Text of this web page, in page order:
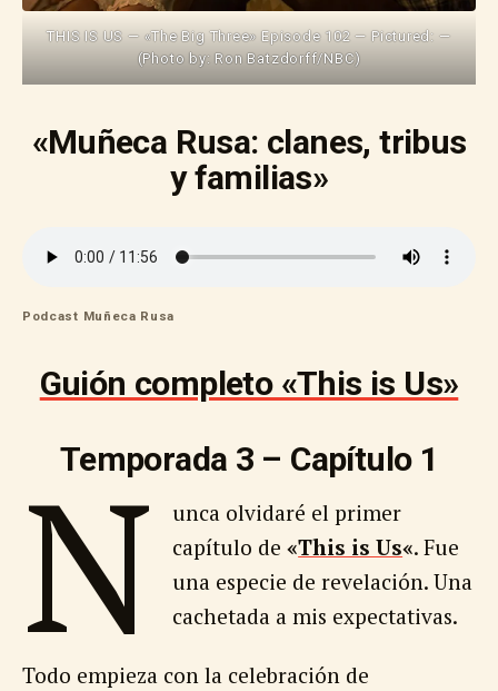
THIS IS US — «The Big Three» Episode 102 — Pictured: —
(Photo by: Ron Batzdorff/NBC)
«Muñeca Rusa: clanes, tribus
y familias»
Podcast Muñeca Rusa
Guión completo «This is Us»
Temporada 3 – Capítulo 1
N
unca olvidaré el primer
capítulo de«This is Us«. Fue
una especie de revelación. Una
cachetada a mis expectativas.
Todo empieza con la celebración de